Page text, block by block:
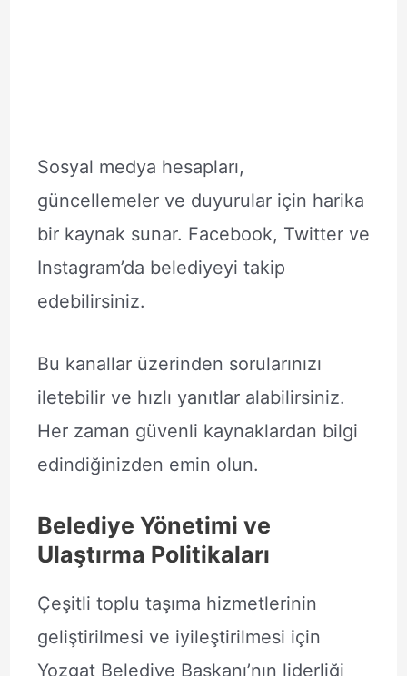
Sosyal medya hesapları,
güncellemeler ve duyurular için harika
bir kaynak sunar. Facebook, Twitter ve
Instagram’da belediyeyi takip
edebilirsiniz.
Bu kanallar üzerinden sorularınızı
iletebilir ve hızlı yanıtlar alabilirsiniz.
Her zaman güvenli kaynaklardan bilgi
edindiğinizden emin olun.
Belediye Yönetimi ve
Ulaştırma Politikaları
Çeşitli toplu taşıma hizmetlerinin
geliştirilmesi ve iyileştirilmesi için
Yozgat Belediye Başkanı’nın liderliği